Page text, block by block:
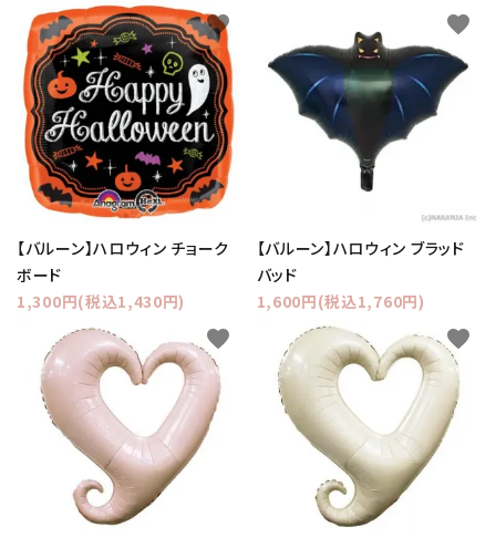
【バルーン】ハロウィン チョーク
ボード
1,300円(税込1,430円)
favorite
【バルーン】ハロウィン ブラッド
バッド
1,600円(税込1,760円)
favorite
favorite favorite